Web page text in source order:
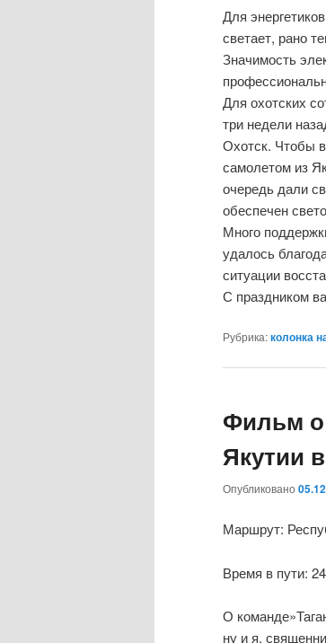
Для
светает, рано
Значимость
Для охотских
три недели
Охотск. Чтобы
самолетом из
очередь дали
обеспечен
Много
удалось
ситуации
С праздником
Рубрика:колонка
Фильм о
Якутии
Опубликовано
Маршрут:
Время в пути:
О
ну и я,